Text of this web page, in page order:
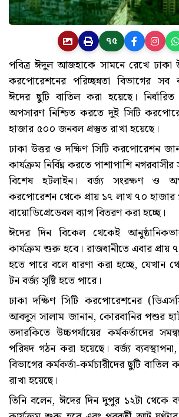
৭৫
পবিত্র ঈদুল আজহাকে সামনে রেখে ঢাকা
করপোরেশনের পরিচ্ছন্নতা বিভাগের সব
ঈদের ছুটি বাতিল করা হয়েছে।
অপসারণ নিশ্চিত করতে দুই সিটি
হাজার ৫০০ জনবল প্রস্তুত রাখা হয়েছে।
ঢাকা উত্তর ও দক্ষিণ সিটি করপোরেশন
কার্যক্রম নির্বিঘ্ন করতে পাশাপাশি
বিশেষ হটলাইন। বর্জ্য সংরক্ষণ ও
করপোরেশন থেকে প্রায় ১৭ লাখ ৭০ হাজার
বায়োডিগ্রেডেবল ব্যাগ বিতরণ করা হচ্ছে।
ঈদের দিন বিকেল থেকেই
কার্যক্রম শুরু হবে। রাজধানীতে এবার
হতে পারে বলে ধারণা করা হচ্ছে, যেখান
টন বর্জ্য সৃষ্টি হতে পারে।
ঢাকা দক্ষিণ সিটি করপোরেশনের
আবদুস সালাম জানান, কোরবানির পশুর হাট
তদারকিতে উচ্চপর্যায়ের কর্মকর্তাদের
পরিষদ গঠন করা হয়েছে। বর্জ্য
বিভাগের কর্মকর্তা-কর্মচারীদের ছুটি বাতিল
রাখা হয়েছে।
তিনি বলেন, ঈদের দিন দুপুর ১২টা থেকে